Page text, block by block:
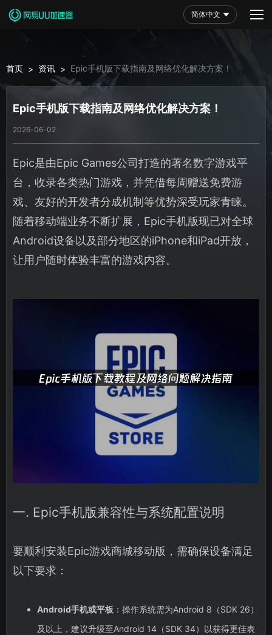
简体中文
首页 > 资讯 > Epic手机版下载指南及网络优化解决方案！
Epic手机版下载指南及网络优化解决方案！
2026-06-02
Epic是由Epic Games公司打造的著名数字游戏平
台，收录各类热门游戏，并凭借每周赠送免费游
戏、友好的开发者分成机制等优势深受玩家青睐。
随着移动端业务不断扩展，Epic手机版现已对全球
Android设备以及部分地区的iPhone和iPad开放，
让用户随时体验丰富的游戏内容。
一. Epic手机版兼容性与系统配置说明
要顺利安装Epic游戏商城移动版，需确保设备满足
以下要求：
Android手机或平板 ：操作系统需为Android 8（SDK 26）
及以上，建议升级至Android 14（SDK 34）以获得更佳表